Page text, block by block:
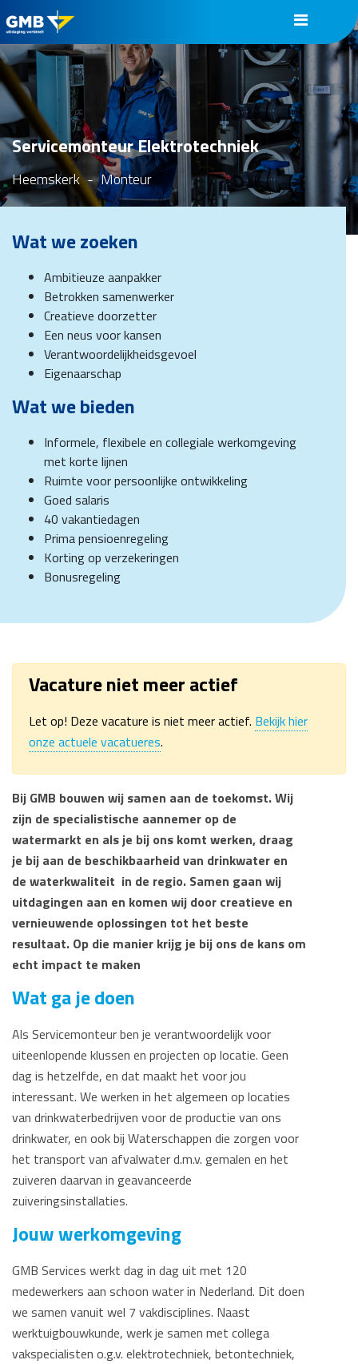
Servicemonteur Elektrotechniek
Heemskerk -Monteur
Vacature niet meer actief
Let op! Deze vacature is niet meer actief. Bekijk hier
onze actuele vacatueres.
Bij GMB bouwen wij samen aan de toekomst. Wij
zijn de specialistische aannemer op de
watermarkt en als je bij ons komt werken, draag
je bij aan de beschikbaarheid van drinkwater en
de waterkwaliteit in de regio. Samen gaan wij
uitdagingen aan en komen wij door creatieve en
vernieuwende oplossingen tot het beste
resultaat. Op die manier krijg je bij ons de kans om
echt impact te maken
Wat ga je doen
Als Servicemonteur ben je verantwoordelijk voor
uiteenlopende klussen en projecten op locatie. Geen
dag is hetzelfde, en dat maakt het voor jou
interessant. We werken in het algemeen op locaties
van drinkwaterbedrijven voor de productie van ons
drinkwater, en ook bij Waterschappen die zorgen voor
het transport van afvalwater d.m.v. gemalen en het
zuiveren daarvan in geavanceerde
zuiveringsinstallaties.
Jouw werkomgeving
GMB Services werkt dag in dag uit met 120
medewerkers aan schoon water in Nederland. Dit doen
we samen vanuit wel 7 vakdisciplines. Naast
werktuigbouwkunde, werk je samen met collega
vakspecialisten o.g.v. elektrotechniek, betontechniek,
Wat we zoeken
Ambitieuze aanpakker
Betrokken samenwerker
Creatieve doorzetter
Een neus voor kansen
Verantwoordelijkheidsgevoel
Eigenaarschap
Wat we bieden
Informele, flexibele en collegiale werkomgeving
met korte lijnen
Ruimte voor persoonlijke ontwikkeling
Goed salaris
40 vakantiedagen
Prima pensioenregeling
Korting op verzekeringen
Bonusregeling